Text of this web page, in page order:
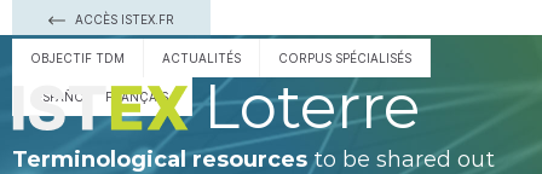
ACCÈS ISTEX.FR
OBJECTIF TDM ACTUALITÉS CORPUS SPÉCIALISÉS
ESPAÑOL FRANÇAIS Loterre
Terminological resourcesto be shared out